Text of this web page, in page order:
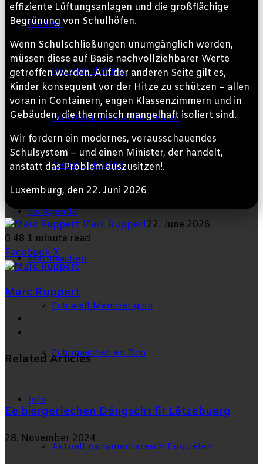
Medien
Dat seet d’Press
FOKUS op de soziale Medien
Communiquéen
Eis Agenda
Matmaachen
Ech wëll Member ginn
Ech maachen en Don
Info
Aktuell parlamentaresch Enquêten
effiziente Lüftungsanlagen und die großflächige
Begrünung von Schulhöfen.
Wenn Schulschließungen unumgänglich werden,
müssen diese auf Basis nachvollziehbarer Werte
getroffen werden. Auf der anderen Seite gilt es,
Kinder konsequent vor der Hitze zu schützen – allen
voran in Containern, engen Klassenzimmern und in
Gebäuden, die thermisch mangelhaft isoliert sind.
Wir fordern ein modernes, vorausschauendes
Schulsystem – und einen Minister, der handelt,
anstatt das Problem auszusitzen!.
Luxemburg, den 22. Juni 2026
Marc Ruppert22. June 2026
0 48 1 minute read
Facebook X LinkedIn
Tumblr
Pinterest
Reddit
VKontakte
Share
via
Print
Marc Ruppert
Related Articles
Ee biergerlechen Déngscht fir Lëtzebuerg
28. November 2024